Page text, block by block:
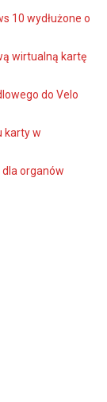
10 wydłużone o
wirtualną kartę
do Velo
karty w
organów